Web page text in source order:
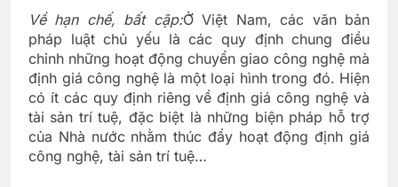
Về hạn chế, bất cập:Ở Việt Nam, các văn bản
pháp luật chủ yếu là các quy định chung điều
chỉnh những hoạt động chuyển giao công nghệ mà
định giá công nghệ là một loại hình trong đó. Hiện
có ít các quy định riêng về định giá công nghệ và
tài sản trí tuệ, đặc biệt là những biện pháp hỗ trợ
của Nhà nước nhằm thúc đẩy hoạt động định giá
công nghệ, tài sản trí tuệ…